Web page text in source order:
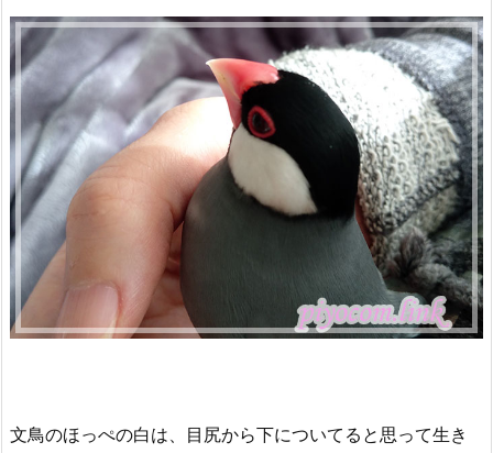
文鳥のほっぺの白は、目尻から下についてると思って生き